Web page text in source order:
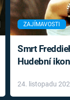
ZAJÍMAVOSTI
Smrt
Hudební
léky
24. listopadu